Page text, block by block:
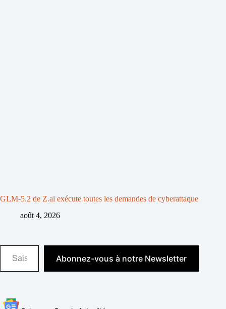
GLM-5.2 de Z.ai exécute toutes les demandes de cyberattaque
août 4, 2026
Saisissez votre adresse e-mail…
Abonnez-vous à notre Newsletter